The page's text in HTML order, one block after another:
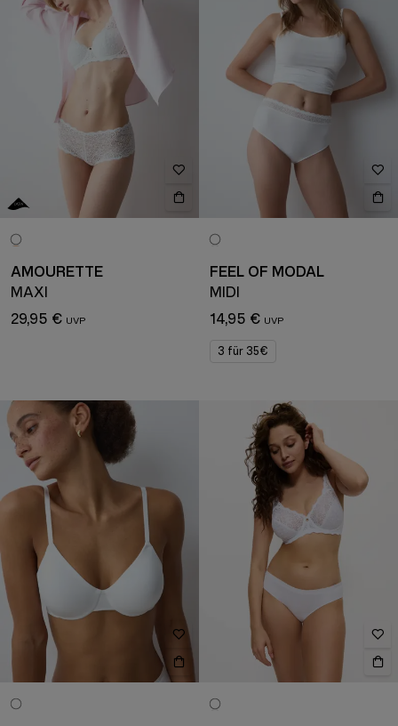
AMOURETTE
MAXI
29,95 €
FEEL OF MODAL
MIDI
14,95 €
3 für 35€